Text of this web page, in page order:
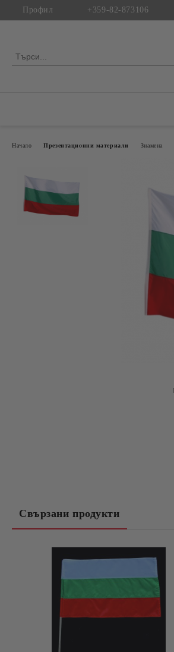
Профил +359-82-873106
Начало Презентационни материали Знамена
Свързани продукти